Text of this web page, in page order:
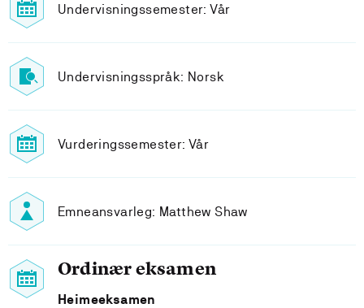
Undervisningssemester: Vår
Undervisningsspråk: Norsk
Vurderingssemester: Vår
Emneansvarleg: Matthew Shaw
Ordinær eksamen
Heimeeksamen